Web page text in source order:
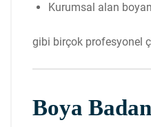
Kurumsal alan
gibi birçok profesyonel
Boya